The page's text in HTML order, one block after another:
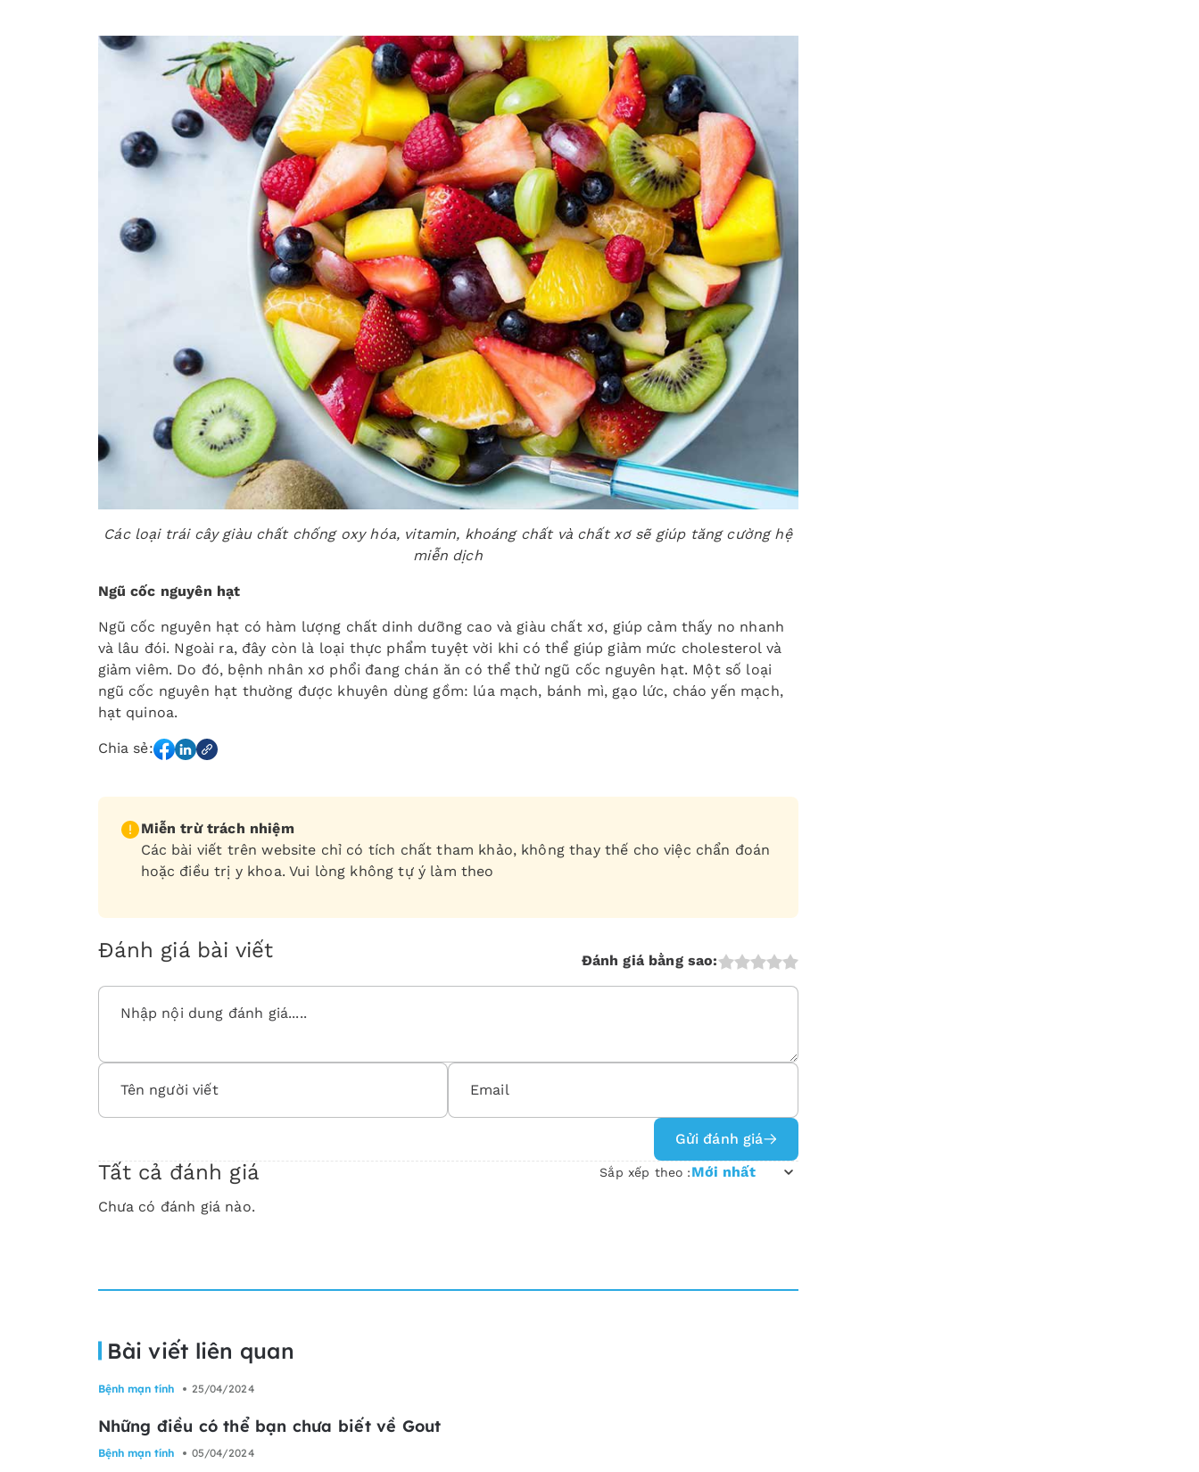
Các loại trái cây giàu chất chống oxy hóa, vitamin, khoáng chất và chất xơ sẽ giúp tăng cường hệ
miễn dịch
Ngũ cốc nguyên hạt
Ngũ cốc nguyên hạt có hàm lượng chất dinh dưỡng cao và giàu chất xơ, giúp cảm thấy no nhanh
và lâu đói. Ngoài ra, đây còn là loại thực phẩm tuyệt vời khi có thể giúp giảm mức cholesterol và
giảm viêm. Do đó, bệnh nhân xơ phổi đang chán ăn có thể thử ngũ cốc nguyên hạt. Một số loại
ngũ cốc nguyên hạt thường được khuyên dùng gồm: lúa mạch, bánh mì, gạo lức, cháo yến mạch,
hạt quinoa.
Chia sẻ:
Miễn trừ trách nhiệm
Các bài viết trên website chỉ có tích chất tham khảo, không thay thế cho việc chẩn đoán
hoặc điều trị y khoa. Vui lòng không tự ý làm theo
Đánh giá bài viết Đánh giá bằng sao:
Gửi đánh giá
Tất cả đánh giá Sắp xếp theo :Mới nhất
Chưa có đánh giá nào.
Bài viết liên quan
Bệnh mạn tính 25/04/2024
Những điều có thể bạn chưa biết về Gout
Bệnh mạn tính 05/04/2024